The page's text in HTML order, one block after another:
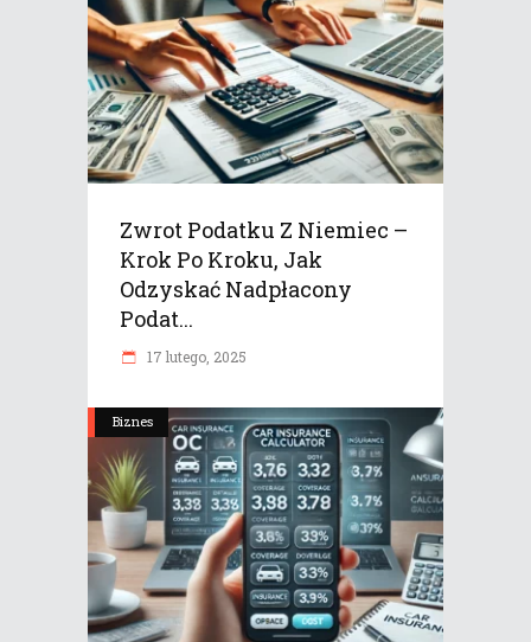
Zwrot Podatku Z Niemiec –
Krok Po Kroku, Jak
Odzyskać Nadpłacony
Podat...
17 lutego, 2025
Biznes